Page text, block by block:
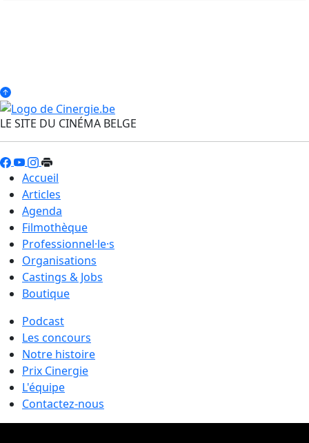
LE SITE DU CINÉMA BELGE
Accueil
Articles
Agenda
Filmothèque
Professionnel·le·s
Organisations
Castings & Jobs
Boutique
Podcast
Les concours
Notre histoire
Prix Cinergie
L'équipe
Contactez-nous